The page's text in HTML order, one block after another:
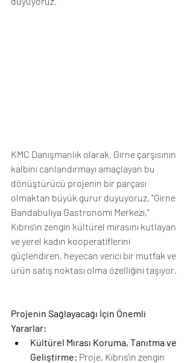
KMC Danışmanlık olarak, Girne çarşısının
kalbini canlandırmayı amaçlayan bu
dönüştürücü projenin bir parçası
olmaktan büyük gurur duyuyoruz. "Girne
Bandabuliya Gastronomi Merkezi,"
Kıbrıs'ın zengin kültürel mirasını kutlayan
ve yerel kadın kooperatiflerini
güçlendiren, heyecan verici bir mutfak ve
ürün satış noktası olma özelliğini taşıyor.
Projenin Sağlayacağı İçin Önemli
Yararlar:
Kültürel Mirası Koruma, Tanıtma ve
Geliştirme: Proje, Kıbrıs'ın zengin